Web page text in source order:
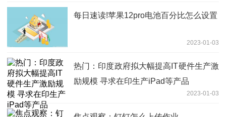
每日速读!苹果12pro电池百分比怎么设置
2023-01-03
热门：印度政府拟大幅提高IT硬件生产激
励规模 寻求在印生产iPad等产品
2023-01-03